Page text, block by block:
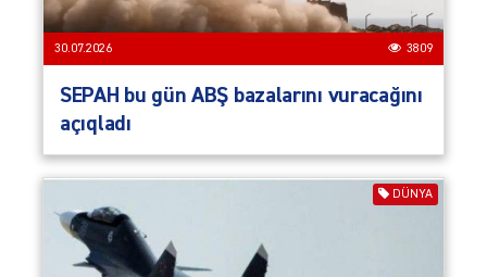
30.07.2026 3809
SEPAH bu gün ABŞ bazalarını vuracağını
açıqladı
DÜNYA